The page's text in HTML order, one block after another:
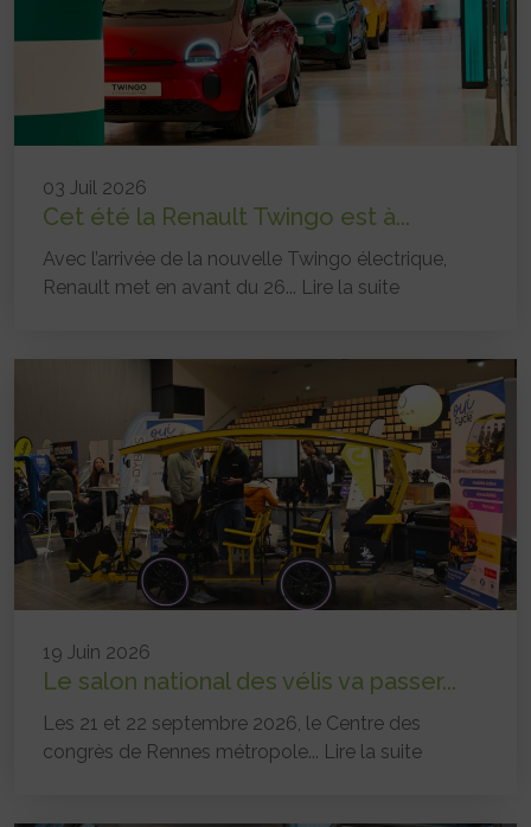
03 Juil 2026
Cet été la Renault Twingo est à...
Avec l’arrivée de la nouvelle Twingo électrique,
Renault met en avant du 26... Lire la suite
19 Juin 2026
Le salon national des vélis va passer...
Les 21 et 22 septembre 2026, le Centre des
congrès de Rennes métropole... Lire la suite